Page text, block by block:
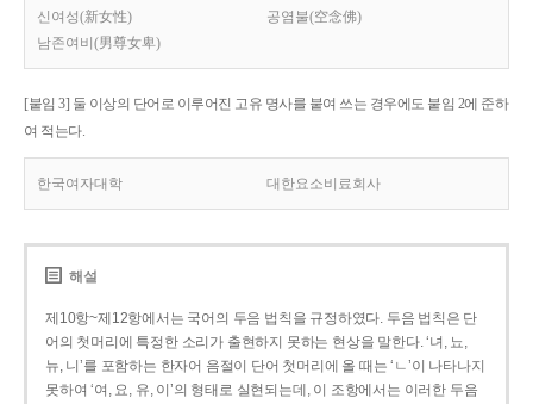
신여성(新女性)
공염불(空念佛)
남존여비(男尊女卑)
[붙임 3] 둘 이상의 단어로 이루어진 고유 명사를 붙여 쓰는 경우에도 붙임 2에 준하
여 적는다.
한국여자대학 대한요소비료회사
해설
제10항~제12항에서는 국어의 두음 법칙을 규정하였다. 두음 법칙은 단
어의 첫머리에 특정한 소리가 출현하지 못하는 현상을 말한다. ‘녀, 뇨,
뉴, 니’를 포함하는 한자어 음절이 단어 첫머리에 올 때는 ‘ㄴ’이 나타나지
못하여 ‘여, 요, 유, 이’의 형태로 실현되는데, 이 조항에서는 이러한 두음